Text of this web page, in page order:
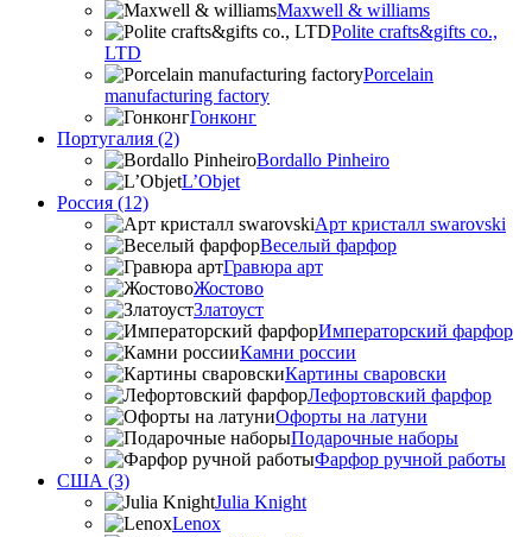
Maxwell & williams
Polite crafts&gifts co.,
LTD
Porcelain
manufacturing factory
Гонконг
Португалия (2)
Bordallo Pinheiro
L’Objet
Россия (12)
Арт кристалл swarovski
Веселый фарфор
Гравюра арт
Жостово
Златоуст
Императорский фарфор
Камни россии
Картины сваровски
Лефортовский фарфор
Офорты на латуни
Подарочные наборы
Фарфор ручной работы
США (3)
Julia Knight
Lenox